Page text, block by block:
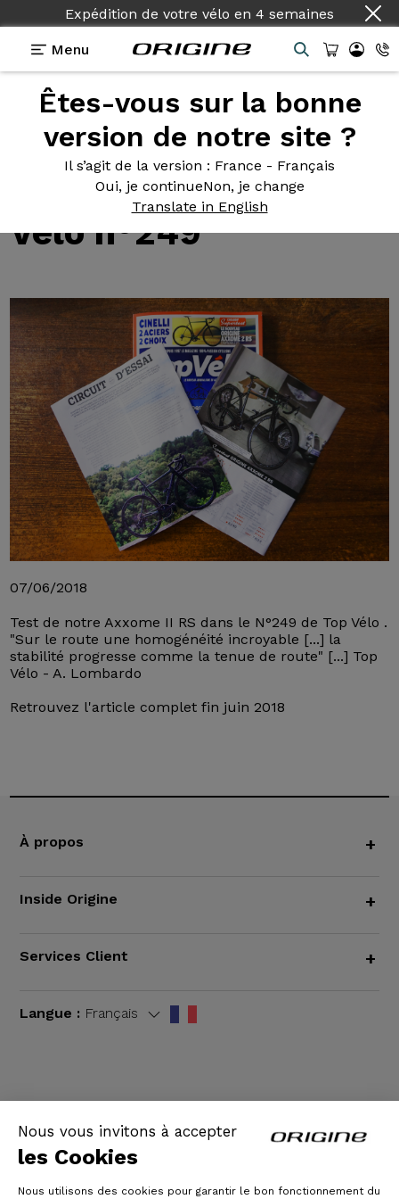
Nous vous invitons à accepter
les Cookies
Nous utilisons des cookies pour garantir le bon fonctionnement du
Expédition de votre vélo en 4 semaines
Menu
Êtes-vous sur la bonne
version de notre site ?
Il s’agit de la version : France - Français
Oui, je continueNon, je change
Translate in English
Tests des vélos Origine>Test de notre Axxome II RS
Test denotre
Axxome II RS - Top
Vélo n°249
07/06/2018
Test de notre Axxome II RS dans le N°249 de Top Vélo .
"Sur le route une homogénéité incroyable [...] la
stabilité progresse comme la tenue de route" [...] Top
Vélo - A. Lombardo
Retrouvez l'article complet fin juin 2018
À propos +
Inside Origine +
Services Client +
Langue : Français